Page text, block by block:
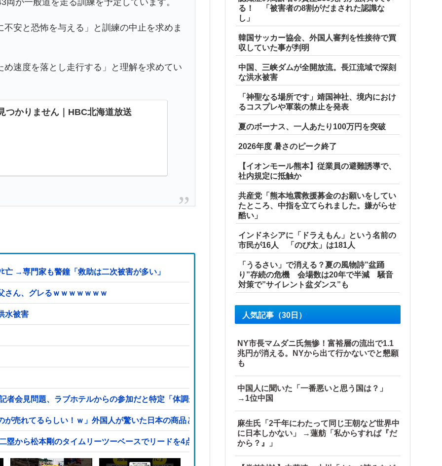
が一般道を走る訓練を予定しています。
安と恐怖を与える」と訓練の中止を求めま
速度を落とし走行する」と理解を求めてい
つかりません｜HBC北海道放送
→専門家も警鐘「救助は二次被害が多い」
さん、グレるｗｗｗｗｗｗｗ
水被害
会見問題、ラブホテルからの参加だと特定「体調が優れなかったため...」とは何だったのか
売れてるらしい！ｗ」外国人が驚いた日本の商品とは・・・？【海外の反応】
から松本剛のタイムリーツーベースでリードを4点に広げる！！！！！！！！他
る！ 「被害者の8割がだまされた認識な
し」
韓国サッカー協会、外国人審判を性接待で買
収していた事が判明
中国、三峡ダムが全開放流。長江流域で深刻
な洪水被害
「神聖なる場所です」靖国神社、境内におけ
るコスプレや軍装の禁止を発表
夏のボーナス、一人あたり100万円を突破
2026年度 暑さのピーク終了
【イオンモール熊本】従業員の避難誘導で、
社内規定に抵触か
共産党「熊本地震救援募金のお願いをしてい
たところ、中指を立てられました。嫌がらせ
酷い」
インドネシアに「ドラえもん」という名前の
市民が16人 「のび太」は181人
「うるさい」で消える？夏の風物詩”盆踊
り”存続の危機 会場数は20年で半減 騒音
対策で”サイレント盆ダンス”も
人気記事（30日）
NY市長マムダニ氏無惨！富裕層の流出で1.1
兆円が消える。NYから出て行かないでと懇願
も
中国人に聞いた「一番悪いと思う国は？」
→1位中国
麻生氏「2千年にわたって同じ王朝など世界中
に日本しかない」 →蓮舫「私からすれば『だ
から？』」